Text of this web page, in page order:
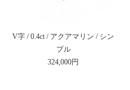
V字 / 0.4ct / アクアマリン / シン
プル
324,000円